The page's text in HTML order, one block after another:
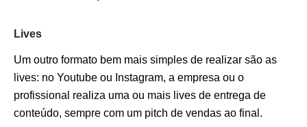
Lives
Um outro formato bem mais simples de realizar são as
lives: no Youtube ou Instagram, a empresa ou o
profissional realiza uma ou mais lives de entrega de
conteúdo, sempre com um pitch de vendas ao final.